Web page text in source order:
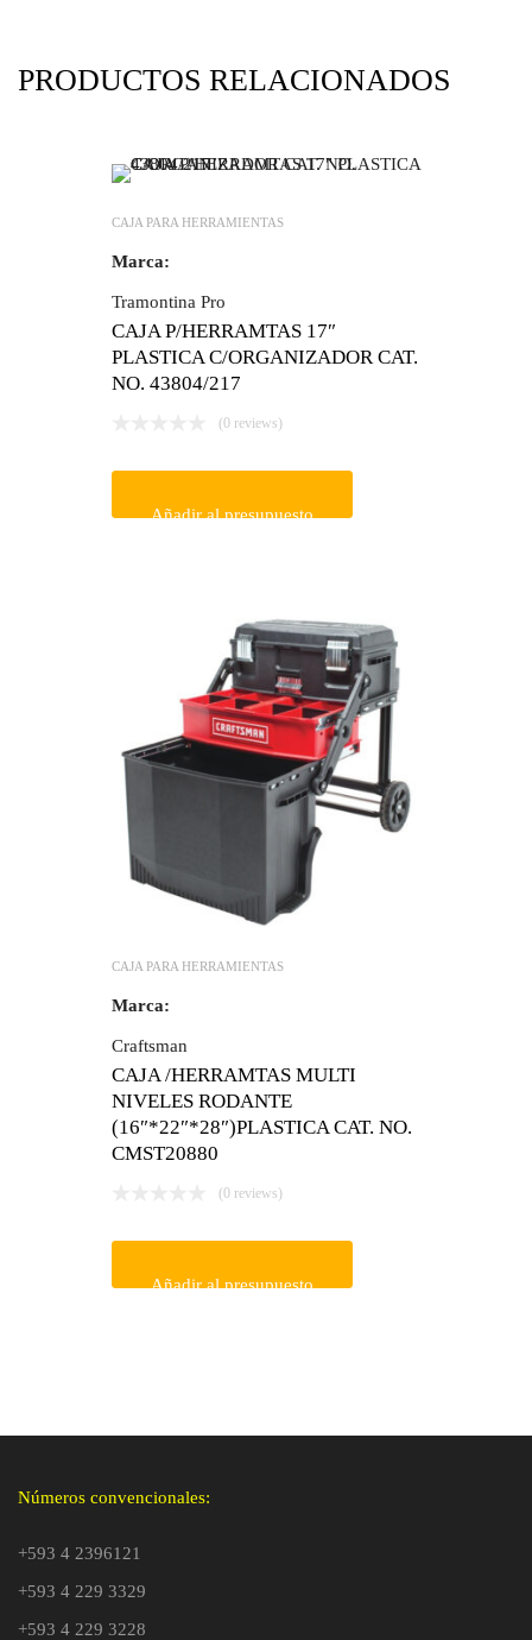
PRODUCTOS RELACIONADOS
CAJA PARA HERRAMIENTAS
Marca:
Tramontina Pro
CAJA P/HERRAMTAS 17″
PLASTICA C/ORGANIZADOR CAT.
NO. 43804/217
(0 reviews)
Añadir al presupuesto
CAJA PARA HERRAMIENTAS
Marca:
Craftsman
CAJA /HERRAMTAS MULTI
NIVELES RODANTE
(16″*22″*28″)PLASTICA CAT. NO.
CMST20880
(0 reviews)
Añadir al presupuesto
Números convencionales:
+593 4 2396121
+593 4 229 3329
+593 4 229 3228